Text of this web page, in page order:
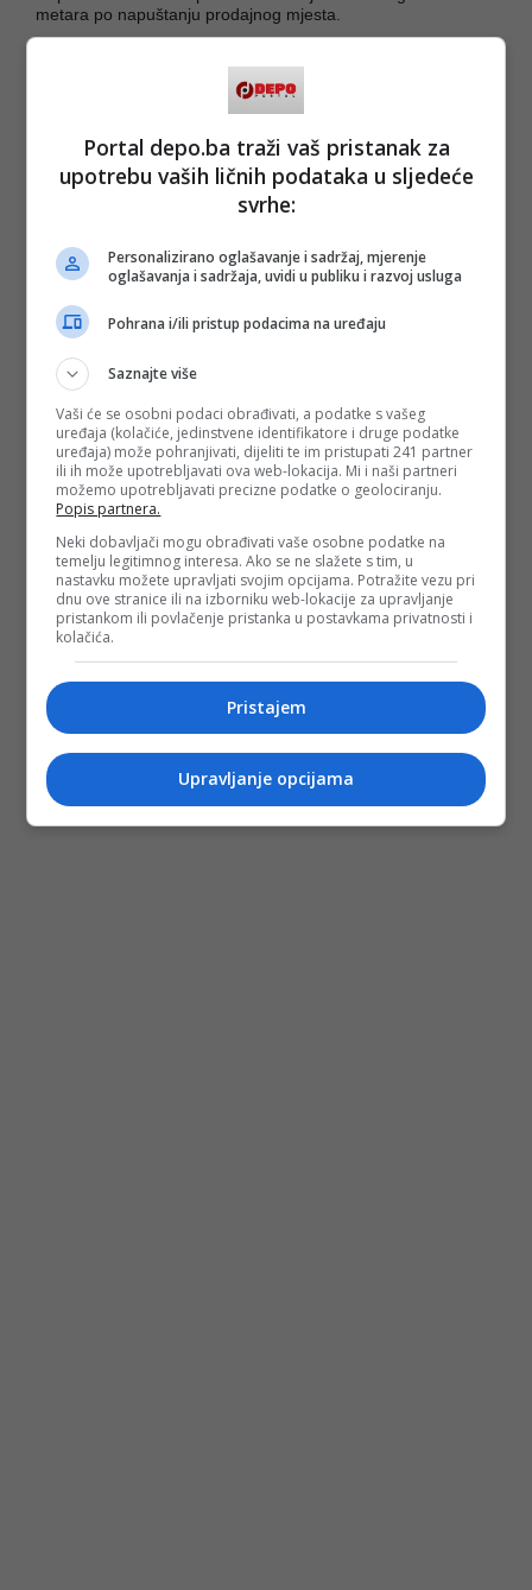
metara po napuštanju prodajnog mjesta.
povećava se siva ekonomija, smanjuje se naplata javnih
prihoda i nanosi se šteta budžetu iz kojeg se finansiraju
penzije, invalidnine, zdravstvo, školstvo, policija, vojska,
pravosuđe, itd. Porezna uprava Federacije Bosne i
Hercegovine
Sve slučajeve neizdavanja fiskalnih računa građani mogu
besplatnog poziva na broj: 080 020 333, i pošte na adresu
Husrefa Redžića 4, Sarajevo, uz naznaku „Nepravilnosti“.
(FENA/dg)
PODIJELI NA
Depo.ba pratite putem društvenih mrežaTwitteriFacebook
Portal depo.ba traži vaš pristanak za
upotrebu vaših ličnih podataka u sljedeće
svrhe:
Personalizirano oglašavanje i sadržaj, mjerenje
oglašavanja i sadržaja, uvidi u publiku i razvoj usluga
Pohrana i/ili pristup podacima na uređaju
Saznajte više
Vaši će se osobni podaci obrađivati, a podatke s vašeg
uređaja (kolačiće, jedinstvene identifikatore i druge podatke
uređaja) može pohranjivati, dijeliti te im pristupati 241 partner
ili ih može upotrebljavati ova web-lokacija. Mi i naši partneri
možemo upotrebljavati precizne podatke o geolociranju.
Popis partnera.
Neki dobavljači mogu obrađivati vaše osobne podatke na
temelju legitimnog interesa. Ako se ne slažete s tim, u
nastavku možete upravljati svojim opcijama. Potražite vezu pri
dnu ove stranice ili na izborniku web-lokacije za upravljanje
pristankom ili povlačenje pristanka u postavkama privatnosti i
kolačića.
Pristajem
Upravljanje opcijama